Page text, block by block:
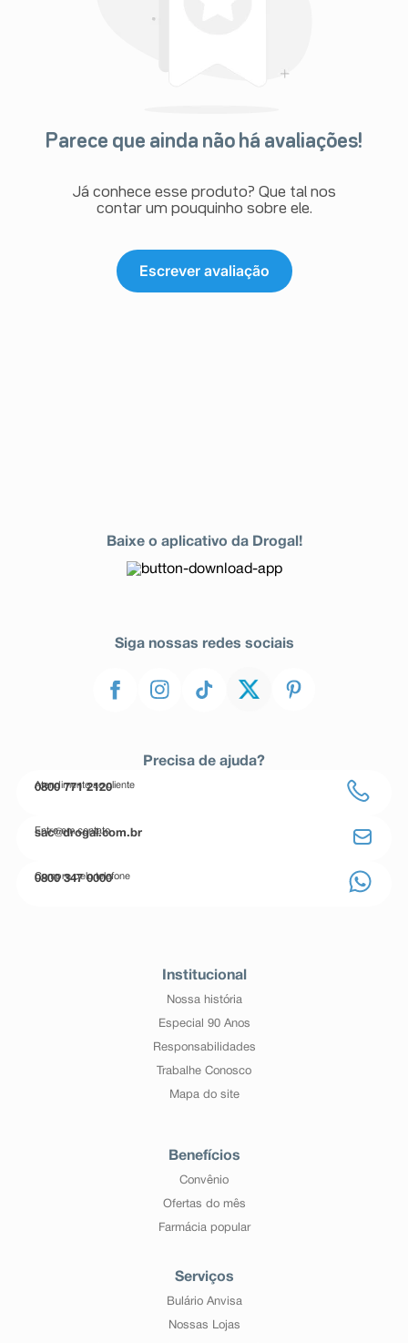
Parece que ainda não há avaliações!
Já conhece esse produto? Que tal nos
contar um pouquinho sobre ele.
Escrever avaliação
Baixe o aplicativo da Drogal!
Siga nossas redes sociais
Precisa de ajuda?
Atendimento ao cliente
0800 771 2120
Entre em contato
sac@drogal.com.br
Compre pelo telefone
0800 347 0000
Institucional
Nossa história
Especial 90 Anos
Responsabilidades
Trabalhe Conosco
Mapa do site
Benefícios
Convênio
Ofertas do mês
Farmácia popular
Serviços
Bulário Anvisa
Nossas Lojas